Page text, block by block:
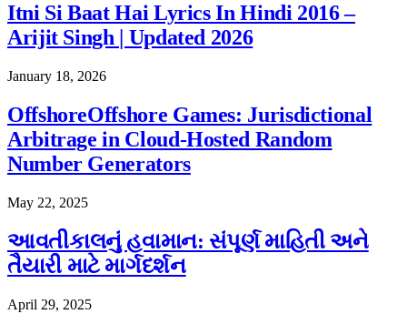
Itni Si Baat Hai Lyrics In Hindi 2016 –
Arijit Singh | Updated 2026
January 18, 2026
OffshoreOffshore Games: Jurisdictional
Arbitrage in Cloud-Hosted Random
Number Generators
May 22, 2025
આવતીકાલનું હવામાન: સંપૂર્ણ માહિતી અને
તૈયારી માટે માર્ગદર્શન
April 29, 2025